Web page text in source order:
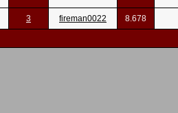
3 fireman0022 8.678